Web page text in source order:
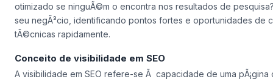
otimizado se ninguÃ©m o encontra nos resultados de
seu negÃ³cio, identificando pontos fortes e oportunidades de
tÃ©cnicas rapidamente.
Conceito de visibilidade em SEO
A visibilidade em SEO refere-se Ã capacidade de uma